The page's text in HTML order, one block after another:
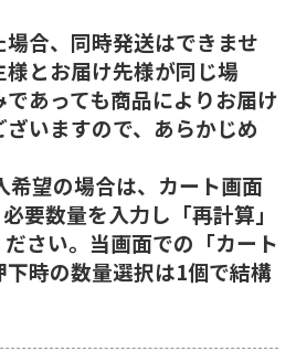
合、同時発送はできませ
とお届け先様が同じ場
あっても商品によりお届け
いますので、あらかじめ
望の場合は、カート画面
要数量を入力し「再計算」
さい。当画面での「カート
時の数量選択は1個で結構